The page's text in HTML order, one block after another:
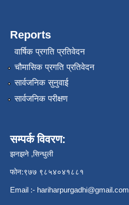
Reports
वार्षिक प्रगति प्रतिवेदन
चौमासिक प्रगति प्रतिवेदन
सार्वजनिक सुनुवाई
सार्वजनिक परीक्षण
सम्पर्क विवरण:
झनझने ,सिन्धुली
फोन:९७७ ९८५४०४१८८१
Email :- hariharpurgadhi@gmail.com